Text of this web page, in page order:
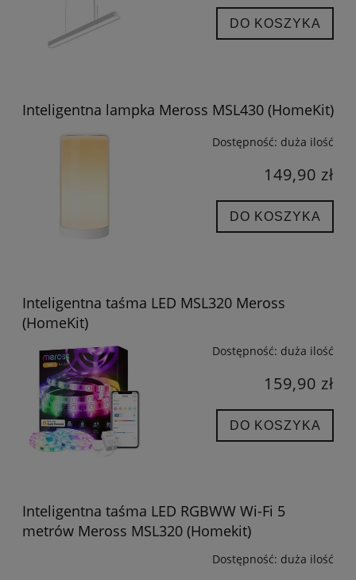
DO KOSZYKA
Inteligentna lampka Meross MSL430 (HomeKit)
Dostępność: duża ilość
149,90 zł
DO KOSZYKA
Inteligentna taśma LED MSL320 Meross
(HomeKit)
Dostępność: duża ilość
159,90 zł
DO KOSZYKA
Inteligentna taśma LED RGBWW Wi-Fi 5
metrów Meross MSL320 (Homekit)
Dostępność: duża ilość